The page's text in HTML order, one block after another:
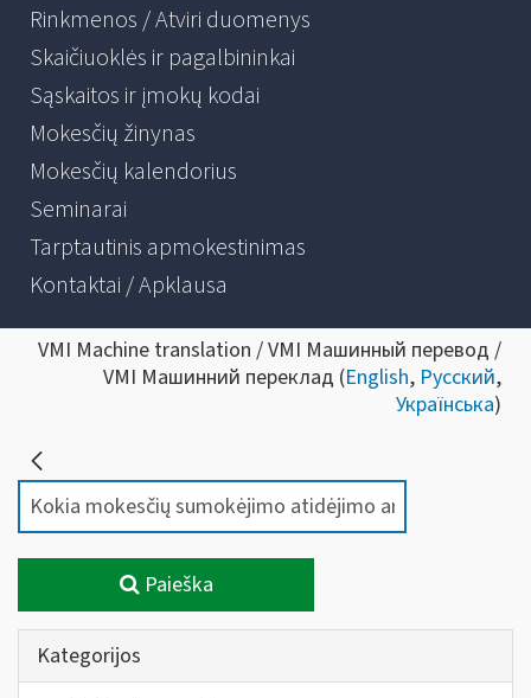
Rinkmenos / Atviri duomenys
Skaičiuoklės ir pagalbininkai
Sąskaitos ir įmokų kodai
Mokesčių žinynas
Mokesčių kalendorius
Seminarai
Tarptautinis apmokestinimas
Kontaktai / Apklausa
VMI Machine translation / VMI Машинный перевод /
VMI Машинний переклад (English, Русский,
Українська)
Paieška
Kategorijos